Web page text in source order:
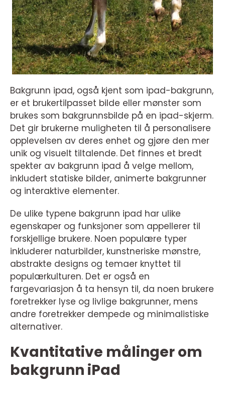
Bakgrunn ipad, også kjent som ipad-bakgrunn,
er et brukertilpasset bilde eller mønster som
brukes som bakgrunnsbilde på en ipad-skjerm.
Det gir brukerne muligheten til å personalisere
opplevelsen av deres enhet og gjøre den mer
unik og visuelt tiltalende. Det finnes et bredt
spekter av bakgrunn ipad å velge mellom,
inkludert statiske bilder, animerte bakgrunner
og interaktive elementer.
De ulike typene bakgrunn ipad har ulike
egenskaper og funksjoner som appellerer til
forskjellige brukere. Noen populære typer
inkluderer naturbilder, kunstneriske mønstre,
abstrakte designs og temaer knyttet til
populærkulturen. Det er også en
fargevariasjon å ta hensyn til, da noen brukere
foretrekker lyse og livlige bakgrunner, mens
andre foretrekker dempede og minimalistiske
alternativer.
Kvantitative målinger om
bakgrunn iPad